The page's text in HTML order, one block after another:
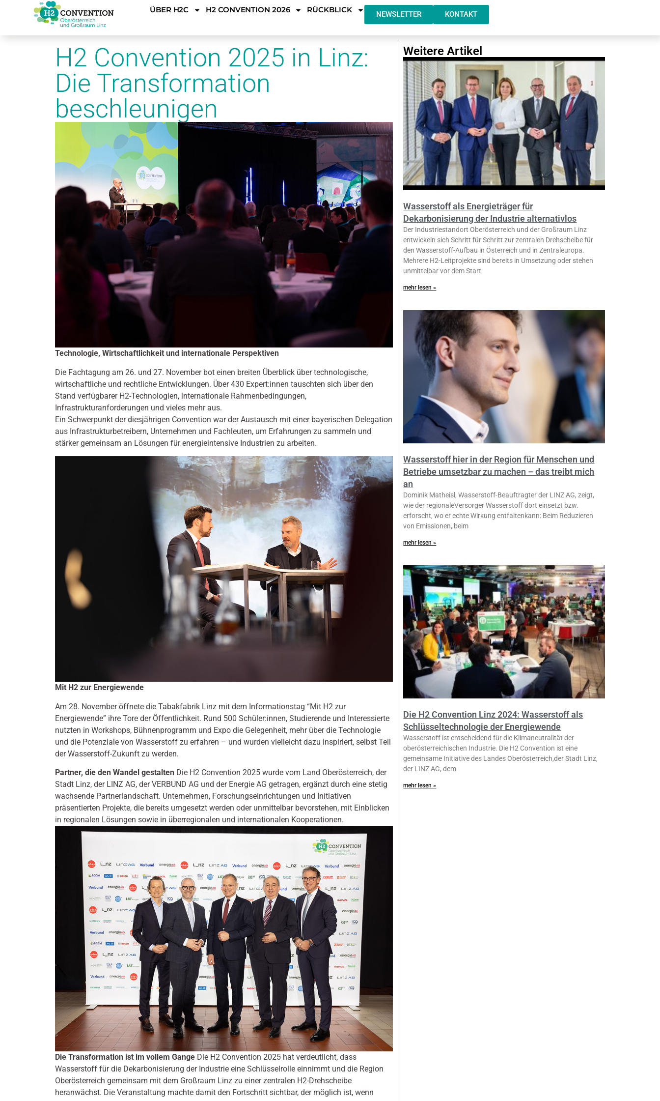
ÜBER H2C H2 CONVENTION 2026 RÜCKBLICK NEWSLETTER KONTAKT
H2 Convention 2025 in Linz:
Die Transformation
beschleunigen
Technologie, Wirtschaftlichkeit und internationale Perspektiven
Die Fachtagung am 26. und 27. November bot einen breiten Überblick über technologische,
wirtschaftliche und rechtliche Entwicklungen. Über 430 Expert:innen tauschten sich über den
Stand verfügbarer H2-Technologien, internationale Rahmenbedingungen,
Infrastrukturanforderungen und vieles mehr aus.
Ein Schwerpunkt der diesjährigen Convention war der Austausch mit einer bayerischen Delegation
aus Infrastrukturbetreibern, Unternehmen und Fachleuten, um Erfahrungen zu sammeln und
stärker gemeinsam an Lösungen für energieintensive Industrien zu arbeiten.
Mit H2 zur Energiewende
Am 28. November öffnete die Tabakfabrik Linz mit dem Informationstag “Mit H2 zur
Energiewende” ihre Tore der Öffentlichkeit. Rund 500 Schüler:innen, Studierende und Interessierte
nutzten in Workshops, Bühnenprogramm und Expo die Gelegenheit, mehr über die Technologie
und die Potenziale von Wasserstoff zu erfahren – und wurden vielleicht dazu inspiriert, selbst Teil
der Wasserstoff-Zukunft zu werden.
Partner, die den Wandel gestalten Die H2 Convention 2025 wurde vom Land Oberösterreich, der
Stadt Linz, der LINZ AG, der VERBUND AG und der Energie AG getragen, ergänzt durch eine stetig
wachsende Partnerlandschaft. Unternehmen, Forschungseinrichtungen und Initiativen
präsentierten Projekte, die bereits umgesetzt werden oder unmittelbar bevorstehen, mit Einblicken
in regionalen Lösungen sowie in überregionalen und internationalen Kooperationen.
Die Transformation ist im vollem Gange Die H2 Convention 2025 hat verdeutlicht, dass
Wasserstoff für die Dekarbonisierung der Industrie eine Schlüsselrolle einnimmt und die Region
Oberösterreich gemeinsam mit dem Großraum Linz zu einer zentralen H2-Drehscheibe
heranwächst. Die Veranstaltung machte damit den Fortschritt sichtbar, der möglich ist, wenn
Weitere Artikel
Wasserstoff als Energieträger für
Dekarbonisierung der Industrie alternativlos
Der Industriestandort Oberösterreich und der Großraum Linz
entwickeln sich Schritt für Schritt zur zentralen Drehscheibe für
den Wasserstoff-Aufbau in Österreich und in Zentraleuropa.
Mehrere H2-Leitprojekte sind bereits in Umsetzung oder stehen
unmittelbar vor dem Start
mehr lesen »
Wasserstoff hier in der Region für Menschen und
Betriebe umsetzbar zu machen – das treibt mich
an
Dominik Matheisl, Wasserstoff-Beauftragter der LINZ AG, zeigt,
wie der regionaleVersorger Wasserstoff dort einsetzt bzw.
erforscht, wo er echte Wirkung entfaltenkann: Beim Reduzieren
von Emissionen, beim
mehr lesen »
Die H2 Convention Linz 2024: Wasserstoff als
Schlüsseltechnologie der Energiewende
Wasserstoff ist entscheidend für die Klimaneutralität der
oberösterreichischen Industrie. Die H2 Convention ist eine
gemeinsame Initiative des Landes Oberösterreich,der Stadt Linz,
der LINZ AG, dem
mehr lesen »